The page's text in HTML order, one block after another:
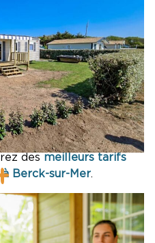
vous propose
: que vous misiez
sur un mobil-home
des meilleurs tarifs
Berck-sur-Mer.